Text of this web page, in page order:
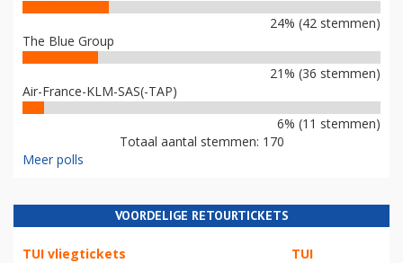
24% (42 stemmen)
The Blue Group
21% (36 stemmen)
Air-France-KLM-SAS(-TAP)
6% (11 stemmen)
Totaal aantal stemmen: 170
Meer polls
VOORDELIGE RETOURTICKETS
TUI vliegtickets TUI